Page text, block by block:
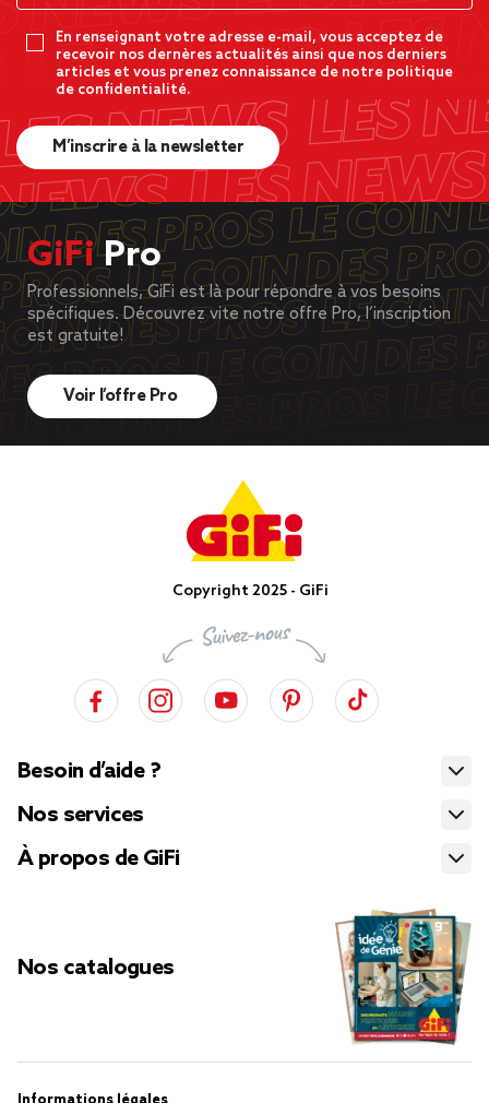
En renseignant votre adresse e-mail, vous acceptez de
recevoir nos dernères actualités ainsi que nos derniers
articles et vous prenez connaissance de notre politique
de confidentialité.
M’inscrire à la newsletter
GiFiPro
Professionnels, GiFi est là pour répondre à vos besoins
spécifiques. Découvrez vite notre offre Pro, l’inscription
est gratuite!
Voir l’offre Pro
Copyright 2025 - GiFi
Besoin d’aide ?
Nos services
À propos de GiFi
Nos catalogues